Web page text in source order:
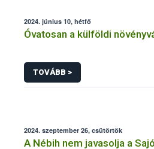
2024. június 10, hétfő
Óvatosan a külföldi
TOVÁBB >
2024. szeptember 26, csütörtök
A Nébih nem javasolja a